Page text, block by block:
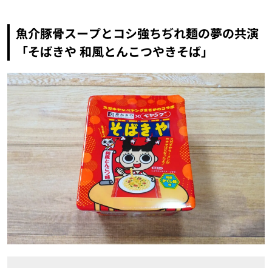
魚介豚骨スープとコシ強ちぢれ麺の夢の共演
「そばきや 和風とんこつやきそば」